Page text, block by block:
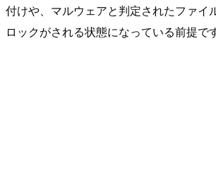
付けや、マルウェアと判定されたファイ
ロックがされる状態になっている前提です